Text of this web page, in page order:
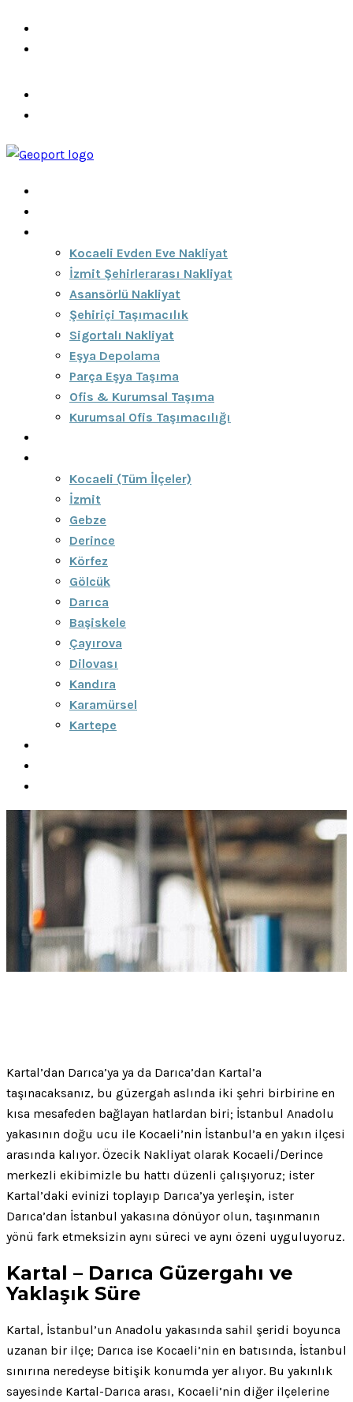
Kocaeli Evden Eve Nakliyat
İzmit Şehirlerarası Nakliyat
Asansörlü Nakliyat
Şehiriçi Taşımacılık
Sigortalı Nakliyat
Eşya Depolama
Parça Eşya Taşıma
Ofis & Kurumsal Taşıma
Kurumsal Ofis Taşımacılığı
Kocaeli (Tüm İlçeler)
İzmit
Gebze
Derince
Körfez
Gölcük
Darıca
Başiskele
Çayırova
Dilovası
Kandıra
Karamürsel
Kartepe
Kartal’dan Darıca’ya ya da Darıca’dan Kartal’a
taşınacaksanız, bu güzergah aslında iki şehri birbirine en
kısa mesafeden bağlayan hatlardan biri; İstanbul Anadolu
yakasının doğu ucu ile Kocaeli’nin İstanbul’a en yakın ilçesi
arasında kalıyor. Özecik Nakliyat olarak Kocaeli/Derince
merkezli ekibimizle bu hattı düzenli çalışıyoruz; ister
Kartal’daki evinizi toplayıp Darıca’ya yerleşin, ister
Darıca’dan İstanbul yakasına dönüyor olun, taşınmanın
yönü fark etmeksizin aynı süreci ve aynı özeni uyguluyoruz.
Kartal – Darıca Güzergahı ve
Yaklaşık Süre
Kartal, İstanbul’un Anadolu yakasında sahil şeridi boyunca
uzanan bir ilçe; Darıca ise Kocaeli’nin en batısında, İstanbul
sınırına neredeyse bitişik konumda yer alıyor. Bu yakınlık
sayesinde Kartal-Darıca arası, Kocaeli’nin diğer ilçelerine